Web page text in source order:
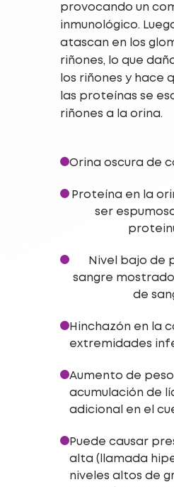
provocando un
inmunológico.
atascan en los
riñones, lo que
los riñones y hace
las proteínas se
riñones a la orina.
Orina oscura de
Proteína en la
ser
Nivel bajo de
sangre mostrado
de
Hinchazón en la
extremidades
Aumento de
acumulación de
adicional en el
Puede causar
alta (llamada
niveles altos de